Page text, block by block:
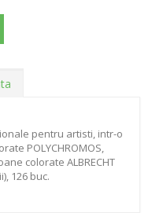
pentru artisti, intr-o
POLYCHROMOS,
colorate ALBRECHT
126 buc.